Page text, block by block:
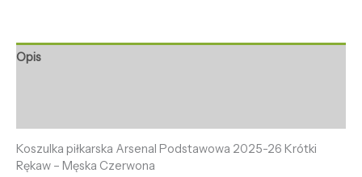
Opis
Koszulka piłkarska Arsenal Podstawowa 2025-26 Krótki
Rękaw – Męska Czerwona